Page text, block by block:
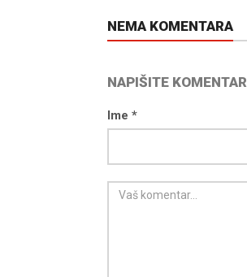
NEMA KOMENTARA
NAPIŠITE KOMENTAR
Ime *